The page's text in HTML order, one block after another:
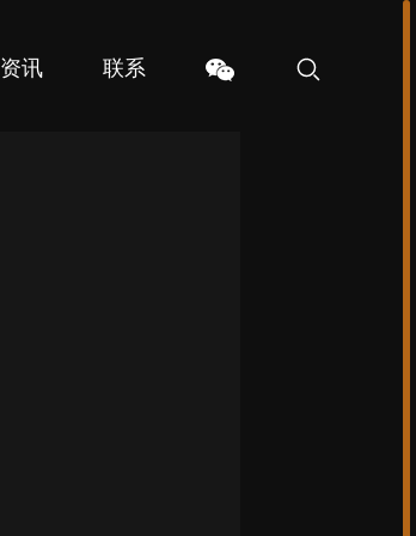
资讯 联系